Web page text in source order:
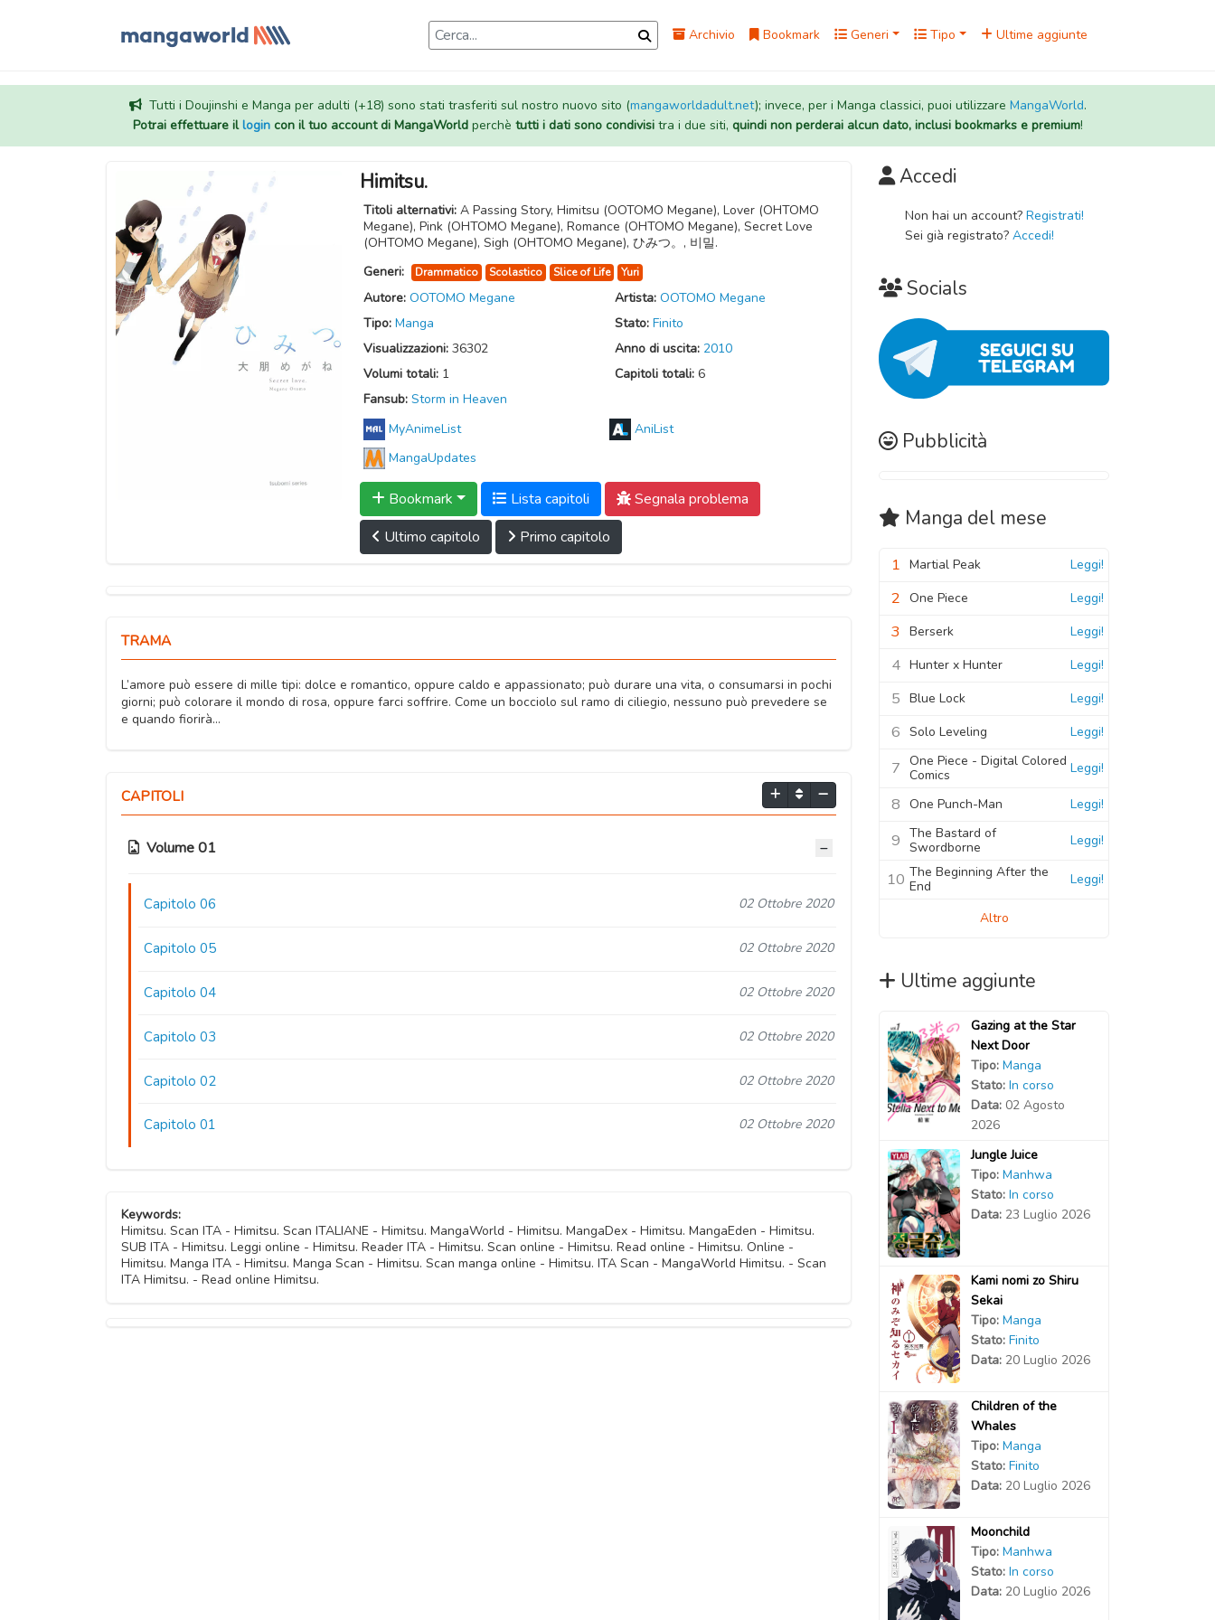
Archivio Bookmark Generi Tipo Ultime aggiunte
Tutti i Doujinshi e Manga per adulti (+18) sono stati trasferiti sul nostro nuovo sito (mangaworldadult.net); invece, per i Manga classici, puoi utilizzare MangaWorld.
Potrai effettuare illogincon il tuo account di MangaWorldperchè tutti i dati sono condivisitra i due siti, quindi non perderai alcun dato, inclusi bookmarks e premium!
Himitsu.
Titoli alternativi: A Passing Story, Himitsu (OOTOMO Megane), Lover (OHTOMO
Megane), Pink (OHTOMO Megane), Romance (OHTOMO Megane), Secret Love
(OHTOMO Megane), Sigh (OHTOMO Megane), ひみつ。, 비밀.
Generi:
Drammatico Scolastico Slice of Life Yuri
Autore: OOTOMO Megane Artista: OOTOMO Megane
Tipo: Manga Stato: Finito
Visualizzazioni: 36302 Anno di uscita: 2010
Volumi totali: 1 Capitoli totali: 6
Fansub: Storm in Heaven
MyAnimeList
AniList
MangaUpdates
Bookmark Lista capitoli
Segnala problema
Ultimo capitolo
Primo capitolo
TRAMA
L’amore può essere di mille tipi: dolce e romantico, oppure caldo e appassionato; può durare una vita, o consumarsi in pochi
giorni; può colorare il mondo di rosa, oppure farci soffrire. Come un bocciolo sul ramo di ciliegio, nessuno può prevedere se
e quando fiorirà…
CAPITOLI
Volume 01
Capitolo 06 02 Ottobre 2020
Capitolo 05 02 Ottobre 2020
Capitolo 04 02 Ottobre 2020
Capitolo 03 02 Ottobre 2020
Capitolo 02 02 Ottobre 2020
Capitolo 01 02 Ottobre 2020
Keywords:
Himitsu. Scan ITA - Himitsu. Scan ITALIANE - Himitsu. MangaWorld - Himitsu. MangaDex - Himitsu. MangaEden - Himitsu.
SUB ITA - Himitsu. Leggi online - Himitsu. Reader ITA - Himitsu. Scan online - Himitsu. Read online - Himitsu. Online -
Himitsu. Manga ITA - Himitsu. Manga Scan - Himitsu. Scan manga online - Himitsu. ITA Scan - MangaWorld Himitsu. - Scan
ITA Himitsu. - Read online Himitsu.
Accedi
Non hai un account? Registrati!
Sei già registrato? Accedi!
Socials
Pubblicità
Manga del mese
1 Martial Peak Leggi!
2 One Piece Leggi!
3 Berserk Leggi!
4 Hunter x Hunter Leggi!
5 Blue Lock Leggi!
6 Solo Leveling Leggi!
7 One Piece - Digital Colored
Comics
Leggi!
8 One Punch-Man Leggi!
9 The Bastard of
Swordborne
Leggi!
10 The Beginning After the
End
Leggi!
Altro
Ultime aggiunte
Gazing at the Star
Next Door
Tipo: Manga
Stato: In corso
Data: 02 Agosto
2026
Jungle Juice
Tipo: Manhwa
Stato: In corso
Data: 23 Luglio 2026
Kami nomi zo Shiru
Sekai
Tipo: Manga
Stato: Finito
Data: 20 Luglio 2026
Children of the
Whales
Tipo: Manga
Stato: Finito
Data: 20 Luglio 2026
Moonchild
Tipo: Manhwa
Stato: In corso
Data: 20 Luglio 2026